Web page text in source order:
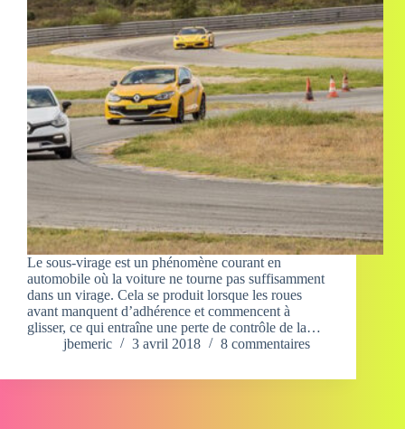
Le sous-virage est un phénomène courant en
automobile où la voiture ne tourne pas suffisamment
dans un virage. Cela se produit lorsque les roues
avant manquent d’adhérence et commencent à
glisser, ce qui entraîne une perte de contrôle de la…
jbemeric
3 avril 2018 8 commentaires